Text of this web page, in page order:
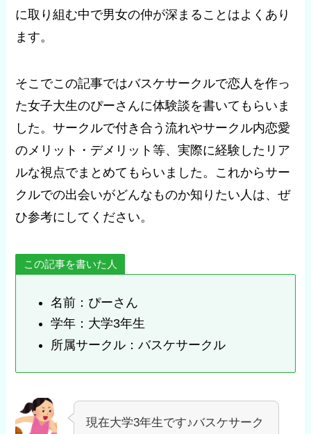
に取り組む中で男女の仲が深まることはよくあり
ます。
そこでこの記事ではバスケサークルで恋人を作っ
た女子大生のぴーさんに体験談を書いてもらいま
した。サークルで付き合う流れやサークル内恋愛
のメリット・デメリット等、実際に経験したリア
ルな視点でまとめてもらいました。これからサー
クルでの出会いがどんなものか知りたい人は、ぜ
ひ参考にしてください。
この記事を書いた人
名前：ぴーさん
学年：大学3年生
所属サークル：バスケサークル
現在大学3年生です♪バスケサーク